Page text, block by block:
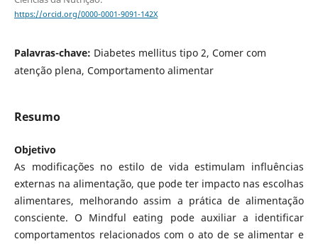
https://orcid.org/0000-0001-9091-142X
Palavras-chave: Diabetes mellitus tipo 2, Comer com
atenção plena, Comportamento alimentar
Resumo
Objetivo
As modificações no estilo de vida estimulam influências
externas na alimentação, que pode ter impacto nas escolhas
alimentares, melhorando assim a prática de alimentação
consciente. O Mindful eating pode auxiliar a identificar
comportamentos relacionados com o ato de se alimentar e